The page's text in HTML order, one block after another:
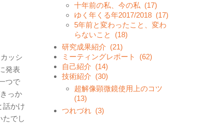
ッシ
発表
つで
っか
話かけ
たでし
十年前の私、今の私 (17)
ゆく年くる年2017/2018 (17)
5年前と変わったこと、変わ
らないこと
(18)
研究成果紹介 (21)
ミーティングレポート
(62)
自己紹介 (14)
技術紹介 (30)
超解像顕微鏡使用上のコツ
(13)
つれづれ (3)